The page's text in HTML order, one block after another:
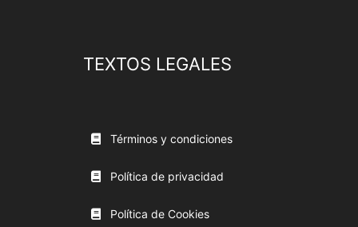
TEXTOS LEGALES
Términos y condiciones
Política de privacidad
Política de Cookies